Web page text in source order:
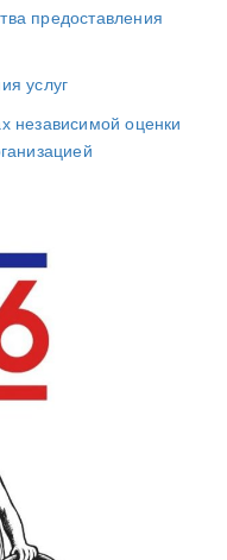
предоставления
услуг
независимой оценки